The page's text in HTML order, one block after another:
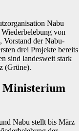
Nabu
von
Vorstand der Nabu-
drei Projekte bereits
sind landesweit stark
(Grüne).
Ministerium
Nabu stellt bis März